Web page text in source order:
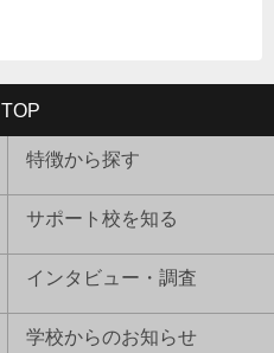
TOP
特徴から探す
サポート校を知る
インタビュー・調査
学校からのお知らせ